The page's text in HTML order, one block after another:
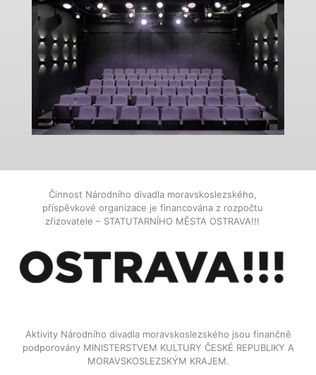
Činnost Národního divadla moravskoslezského,
příspěvkové organizace je financována z rozpočtu
zřizovatele – STATUTARNÍHO MĚSTA OSTRAVA!!!
Aktivity Národního divadla moravskoslezského jsou finančně
podporovány MINISTERSTVEM KULTURY ČESKÉ REPUBLIKY A
MORAVSKOSLEZSKÝM KRAJEM.